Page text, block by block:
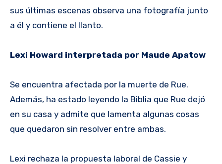
sus últimas escenas observa una fotografía junto
a él y contiene el llanto.
Lexi Howard interpretada por Maude Apatow
Se encuentra afectada por la muerte de Rue.
Además, ha estado leyendo la Biblia que Rue dejó
en su casa y admite que lamenta algunas cosas
que quedaron sin resolver entre ambas.
Lexi rechaza la propuesta laboral de Cassie y